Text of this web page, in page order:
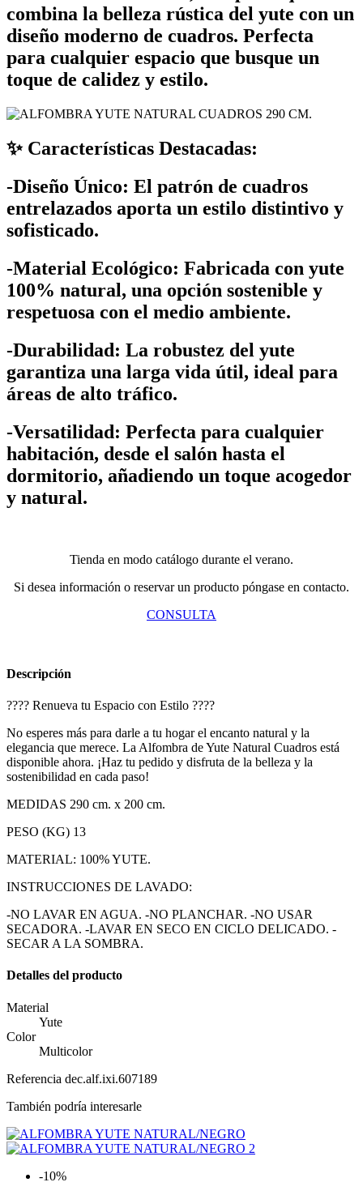
combina la belleza rústica del yute con un
diseño moderno de cuadros. Perfecta
para cualquier espacio que busque un
toque de calidez y estilo.
✨ Características Destacadas:
-Diseño Único: El patrón de cuadros
entrelazados aporta un estilo distintivo y
sofisticado.
-Material Ecológico: Fabricada con yute
100% natural, una opción sostenible y
respetuosa con el medio ambiente.
-Durabilidad: La robustez del yute
garantiza una larga vida útil, ideal para
áreas de alto tráfico.
-Versatilidad: Perfecta para cualquier
habitación, desde el salón hasta el
dormitorio, añadiendo un toque acogedor
y natural.
Tienda en modo catálogo durante el verano.
Si desea información o reservar un producto póngase en contacto.
CONSULTA
Descripción
???? Renueva tu Espacio con Estilo ????
No esperes más para darle a tu hogar el encanto natural y la
elegancia que merece. La Alfombra de Yute Natural Cuadros está
disponible ahora. ¡Haz tu pedido y disfruta de la belleza y la
sostenibilidad en cada paso!
MEDIDAS 290 cm. x 200 cm.
PESO (KG) 13
MATERIAL: 100% YUTE.
INSTRUCCIONES DE LAVADO:
-NO LAVAR EN AGUA. -NO PLANCHAR. -NO USAR
SECADORA. -LAVAR EN SECO EN CICLO DELICADO. -
SECAR A LA SOMBRA.
Detalles del producto
Material
Yute
Color
Multicolor
Referencia dec.alf.ixi.607189
También podría interesarle
-10%